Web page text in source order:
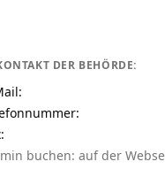
DER BEHÖRDE:
:
buchen: auf der